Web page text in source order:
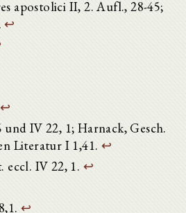
apostolici II, 2. Aufl., 28-45;
↩
↩
IV 22, 1; Harnack, Gesch.
Literatur I 1,41. ↩
eccl. IV 22, 1. ↩
↩